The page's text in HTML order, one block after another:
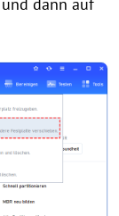
und dann auf